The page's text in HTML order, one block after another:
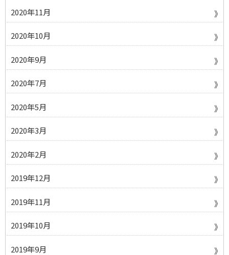
2020年11月
2020年10月
2020年9月
2020年7月
2020年5月
2020年3月
2020年2月
2019年12月
2019年11月
2019年10月
2019年9月